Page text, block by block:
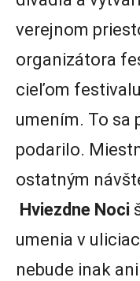
verejnom
organizátora
cieľom
umením. To sa
podarilo.
ostatným
Hviezdne Noci
umenia v
nebude inak